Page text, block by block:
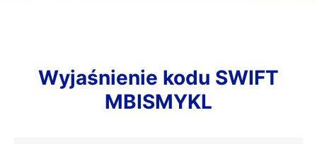
Wyjaśnienie kodu SWIFT
MBISMYKL